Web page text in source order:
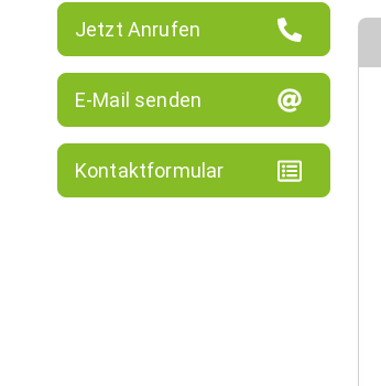
Jetzt Anrufen
E-Mail senden
Kontaktformular